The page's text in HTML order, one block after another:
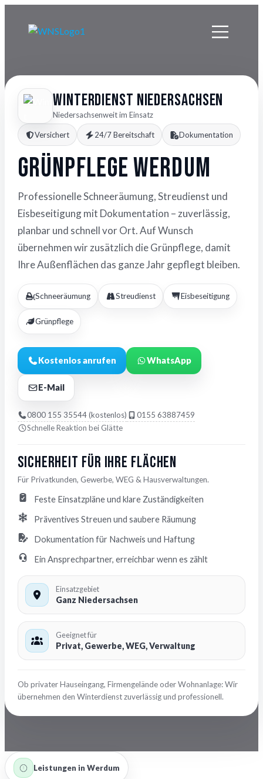
Winterdienst Niedersachsen
Niedersachsenweit im Einsatz
Versichert 24/7 Bereitschaft Dokumentation
Grünpflege Werdum
Professionelle Schneeräumung, Streudienst und
Eisbeseitigung mit Dokumentation – zuverlässig,
planbar und schnell vor Ort. Auf Wunsch
übernehmen wir zusätzlich die Grünpflege, damit
Ihre Außenflächen das ganze Jahr gepflegt bleiben.
Schneeräumung Streudienst Eisbeseitigung
Grünpflege
Kostenlos anrufen WhatsApp
E-Mail
0800 155 35544 (kostenlos)
0155 63887459
Schnelle Reaktion bei Glätte
Sicherheit für Ihre Flächen
Für Privatkunden, Gewerbe, WEG & Hausverwaltungen.
Feste Einsatzpläne und klare Zuständigkeiten
Präventives Streuen und saubere Räumung
Dokumentation für Nachweis und Haftung
Ein Ansprechpartner, erreichbar wenn es zählt
Einsatzgebiet
Ganz Niedersachsen
Geeignet für
Privat, Gewerbe, WEG, Verwaltung
Ob privater Hauseingang, Firmengelände oder Wohnanlage: Wir
übernehmen den Winterdienst zuverlässig und professionell.
Leistungen in Werdum